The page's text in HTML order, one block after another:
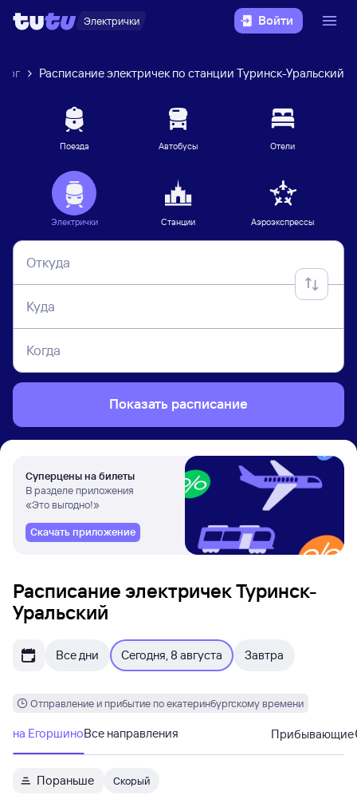
Электрички Войти
Расписание электричек по станции Туринск-Уральский
Поезда Автобусы Отели
Электрички Станции Аэроэкспрессы
Откуда
Куда
Когда
Показать расписание
Суперцены на билеты
В разделе приложения
«Это выгодно!»
Скачать приложение
Расписание электричек Туринск-
Уральский
Все дни Сегодня, 8 августа Завтра
Отправление и прибытие по екатеринбургскому времени
на ЕгоршиноВсе направления Прибывающие
Пораньше Скорый